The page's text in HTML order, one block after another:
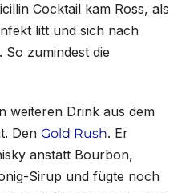
Cocktail kam Ross, als
litt und sich nach
So zumindest die
weiteren Drink aus dem
Den Gold Rush. Er
anstatt Bourbon,
Sirup und fügte noch